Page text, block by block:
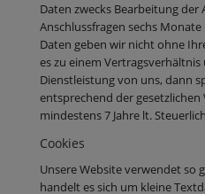
Daten zwecks Bearbeitung
Anschlussfragen sechs
Daten geben wir nicht ohne
es zu einem
Dienstleistung von uns, dann
entsprechend der gesetzlichen
mindestens 7 Jahre lt.
Cookies
Unsere Website verwendet so
handelt es sich um kleine